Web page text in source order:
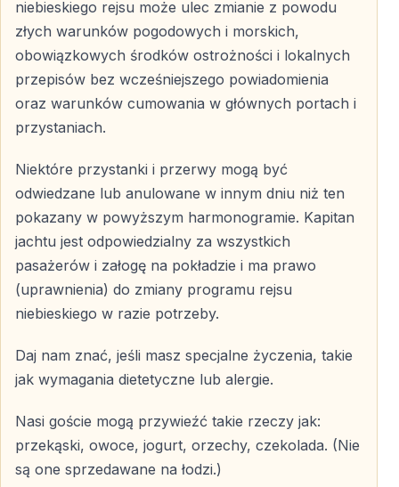
niebieskiego rejsu może ulec zmianie z powodu
złych warunków pogodowych i morskich,
obowiązkowych środków ostrożności i lokalnych
przepisów bez wcześniejszego powiadomienia
oraz warunków cumowania w głównych portach i
przystaniach.
Niektóre przystanki i przerwy mogą być
odwiedzane lub anulowane w innym dniu niż ten
pokazany w powyższym harmonogramie. Kapitan
jachtu jest odpowiedzialny za wszystkich
pasażerów i załogę na pokładzie i ma prawo
(uprawnienia) do zmiany programu rejsu
niebieskiego w razie potrzeby.
Daj nam znać, jeśli masz specjalne życzenia, takie
jak wymagania dietetyczne lub alergie.
Nasi goście mogą przywieźć takie rzeczy jak:
przekąski, owoce, jogurt, orzechy, czekolada. (Nie
są one sprzedawane na łodzi.)